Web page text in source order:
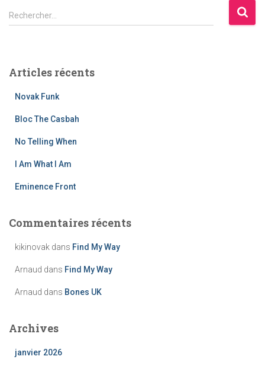
R
e
r
Rechercher…
Articles récents
Novak Funk
Bloc The Casbah
No Telling When
I Am What I Am
Eminence Front
Commentaires récents
kikinovak dans Find My Way
Arnaud dans Find My Way
Arnaud dans Bones UK
Archives
janvier 2026